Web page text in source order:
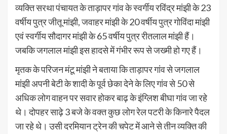
व्यक्ति सरथा पंचायत के ताड़ापर गांव के स्वर्गीय रविंद्र मांझी के 23
वर्षीय पुत्र जीतू मांझी, जवाहर मांझी के 20 वर्षीय पुत्र गोविंदा मांझी
एवं स्वर्गीय सौदागर मांझी के 65 वर्षीय पुत्र रीतलाल मांझी हैं।
जबकि जगलाल मांझी इस हादसे में गंभीर रूप से जख्मी हो गए हैं।
मृतक के परिजन मंटू मांझी ने बताया कि ताड़ापर गांव से जगलाल
मांझी अपनी बेटी के शादी के पूर्व छेका देने के लिए गांव से 50 से
अधिक लोग वाहन पर सवार होकर बाढ़ के इंग्लिश बीघा गांव जा रहे
थे। दोपहर साढ़े 3 बजे के वक्त कुछ लोग रेल पटरी के किनारे पैदल
जा रहे थे। उसी दरमियान ट्रेन की चपेट में आने से तीन व्यक्ति की